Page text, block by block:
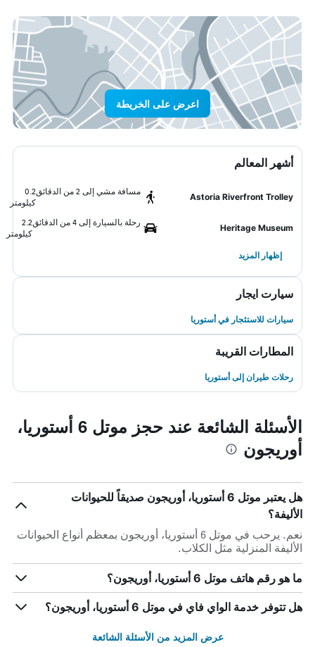
اعرض على الخريطة
أشهر المعالم
Astoria Riverfront Trolley
مسافة مشي إلى 2 من الدقائق
0.2
كيلومتر
Heritage Museum
رحلة بالسيارة إلى 4 من الدقائق
2.2
كيلومتر
إظهار المزيد
سيارت ايجار
سيارات للاستئجار في أستوريا
المطارات القريبة
رحلات طيران إلى أستوريا
الأسئلة الشائعة عند حجز موتل 6 أستوريا،
أوريجون
هل يعتبر موتل 6 أستوريا، أوريجون صديقاً للحيوانات
الأليفة؟
نعم. يرحب في موتل 6 أستوريا، أوريجون بمعظم أنواع الحيوانات
الأليفة المنزلية مثل الكلاب.
ما هو رقم هاتف موتل 6 أستوريا، أوريجون؟
هل تتوفر خدمة الواي فاي في موتل 6 أستوريا، أوريجون؟
عرض المزيد من الأسئلة الشائعة